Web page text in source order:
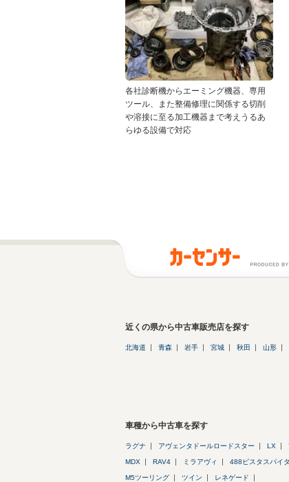
各社診断機からエーミング機器、専用
ツール、また整備修理に関係する切削
や溶接に至る加工機器まで考えうるあ
らゆる設備で対応
近くの県から中古車販売店を探す
北海道 青森 岩手 宮城 秋田 山形
車種から中古車を探す
ラグナ アヴェンタドールロードスター LX
MDX RAV4 ミラアヴィ 488ピスタスパイ
M5ツーリング ツイン レネゲード